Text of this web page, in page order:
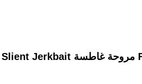
FK90 SLIM JERK PROP مروحة غاطسة Slient Jerkbait